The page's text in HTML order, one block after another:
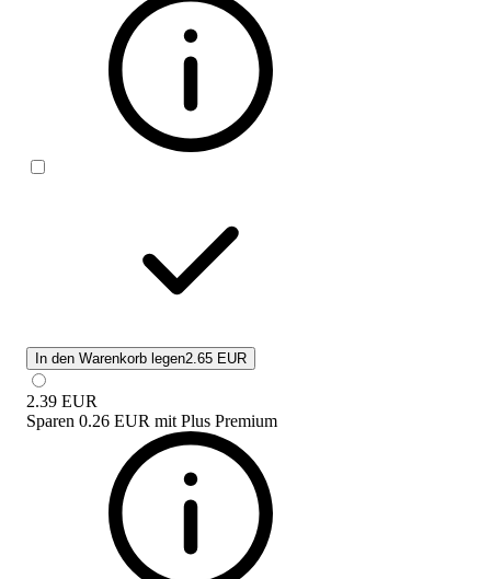
In den Warenkorb legen2.65 EUR
2.39 EUR
Sparen 0.26 EUR mit Plus Premium